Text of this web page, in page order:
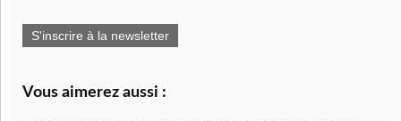
S'inscrire à la newsletter
Vous aimerez aussi :